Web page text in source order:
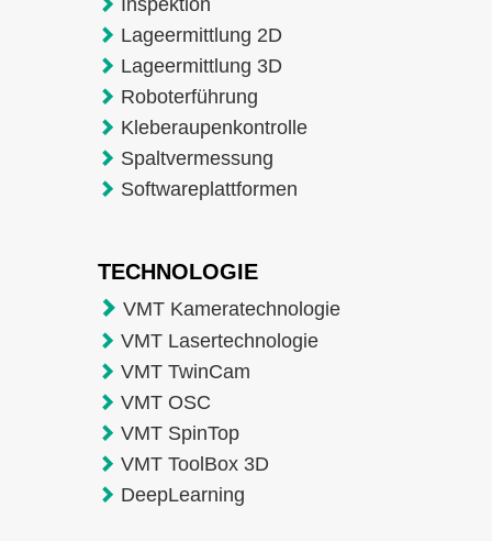
Inspektion
Lageermittlung 2D
Lageermittlung 3D
Roboterführung
Kleberaupenkontrolle
Spaltvermessung
Softwareplattformen
TECHNOLOGIE
VMT Kameratechnologie
VMT Lasertechnologie
VMT TwinCam
VMT OSC
VMT SpinTop
VMT ToolBox 3D
DeepLearning